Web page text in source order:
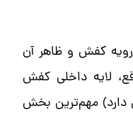
کفش و ظاهر آن
لایه داخلی کفش
دارد) مهم‌ترین بخش